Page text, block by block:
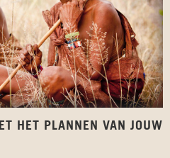
HET PLANNEN VAN JOUW